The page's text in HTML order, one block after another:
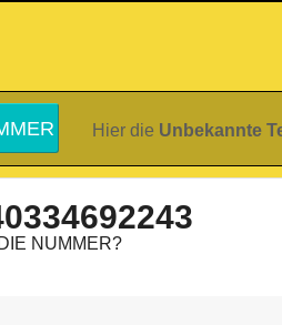
Hier die Unbekannte
NUMMER?